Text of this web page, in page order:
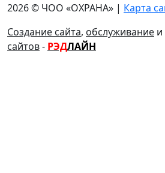
2026 © ЧОО «ОХРАНА» | Карта
Создание сайта, обслуживание и
сайтов- РЭДЛАЙН